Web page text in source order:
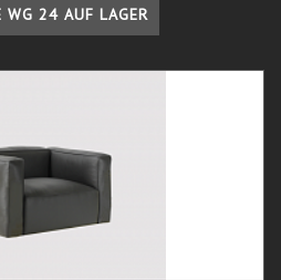
WG 24 AUF LAGER